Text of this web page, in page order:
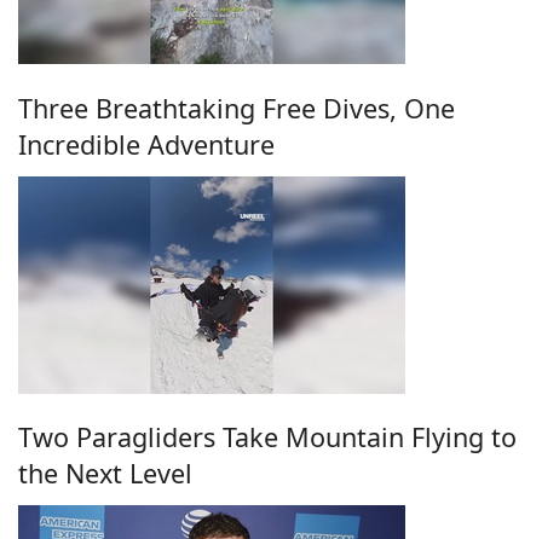
Three Breathtaking Free Dives, One
Incredible Adventure
Two Paragliders Take Mountain Flying to
the Next Level